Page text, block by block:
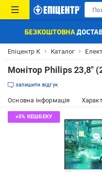
Епіцентр К Каталог
Монітор Philips 23,8"
залишити відгук
Основна інформація